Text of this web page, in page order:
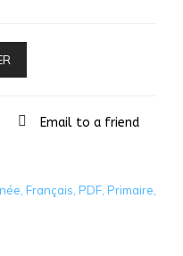
Email to a friend
Français PDF Primaire